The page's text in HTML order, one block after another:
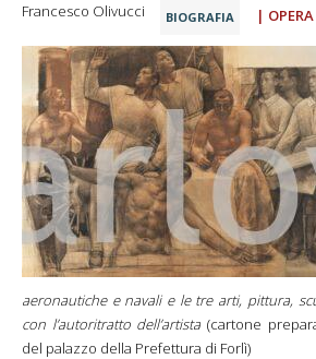
BIOGRAFIA |
Francesco Olivucci
aeronautiche e navali e le tre arti, pittura,
con l’autoritratto dell’artista (cartone
del palazzo della Prefettura di Forlì)